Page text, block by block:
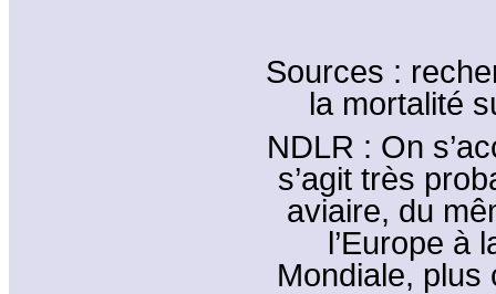
Sources :
la mortalité
NDLR : On
s’agit très
aviaire, du
l’Europe à
Mondiale, plus